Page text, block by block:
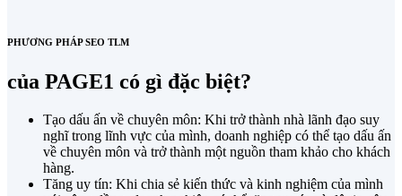
PHƯƠNG PHÁP SEO TLM
của PAGE1 có gì đặc biệt?
Tạo dấu ấn về chuyên môn: Khi trở thành nhà lãnh đạo suy
nghĩ trong lĩnh vực của mình, doanh nghiệp có thể tạo dấu ấn
về chuyên môn và trở thành một nguồn tham khảo cho khách
hàng.
Tăng uy tín: Khi chia sẻ kiến thức và kinh nghiệm của mình